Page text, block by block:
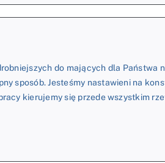
do mających dla Państwa
sposób. Jesteśmy nastawieni na
kierujemy się przede wszystkim